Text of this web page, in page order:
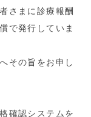
さまに診療報酬
で発行していま
その旨をお申し
確認システムを